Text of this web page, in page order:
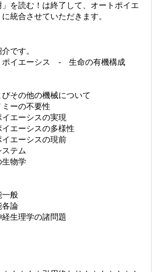
を読む！は終了して、オートポイエ
統合させていただきます。
です。
イエーシス - 生命の有機構成
その他の機械について
ーの不要性
エーシスの実現
エーシスの多様性
エーシスの現前
テム
物学
般
論
生理学の諸問題